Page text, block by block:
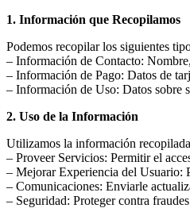
1. Información que Recopilamos
Podemos recopilar los siguientes
– Información de Contacto:
– Información de Pago: Datos de
– Información de Uso: Datos sobre
2. Uso de la Información
Utilizamos la información
– Proveer Servicios: Permitir el
– Mejorar Experiencia del Usuario:
– Comunicaciones: Enviarle
– Seguridad: Proteger contra